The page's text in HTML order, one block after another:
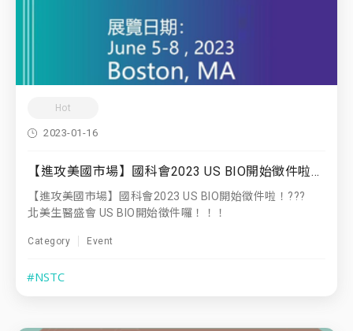
Hot
2023-01-16
【進攻美國市場】國科會2023 US BIO開始徵件啦！???
【進攻美國市場】國科會2023 US BIO開始徵件啦！???
北美生醫盛會 US BIO開始徵件囉！！！
Category Event
#NSTC